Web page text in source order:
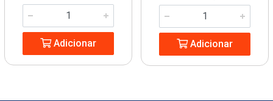
Adicionar Adicionar